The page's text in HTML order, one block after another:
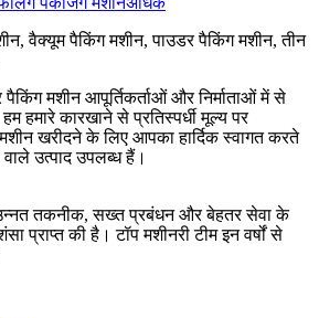
वैक्यूम पैकिंग मशीन, पाउडर पैकिंग मशीन, तीन
मशीन आपूर्तिकर्ताओं और निर्माताओं में से
हमारे कारखाने से प्रतिस्पर्धी मूल्य पर
खरीदने के लिए आपका हार्दिक स्वागत करते
उत्पाद उपलब्ध हैं।
उन्नत तकनीक, सख्त प्रबंधन और बेहतर सेवा के
प्राप्त की है। टॉप मशीनरी टीम इन वर्षों से